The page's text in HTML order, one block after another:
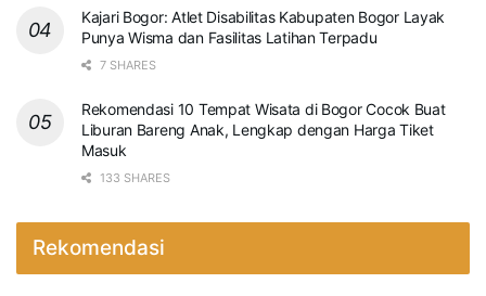
Kajari Bogor: Atlet Disabilitas Kabupaten Bogor Layak
Punya Wisma dan Fasilitas Latihan Terpadu
7 SHARES
Rekomendasi 10 Tempat Wisata di Bogor Cocok Buat
Liburan Bareng Anak, Lengkap dengan Harga Tiket
Masuk
133 SHARES
Rekomendasi